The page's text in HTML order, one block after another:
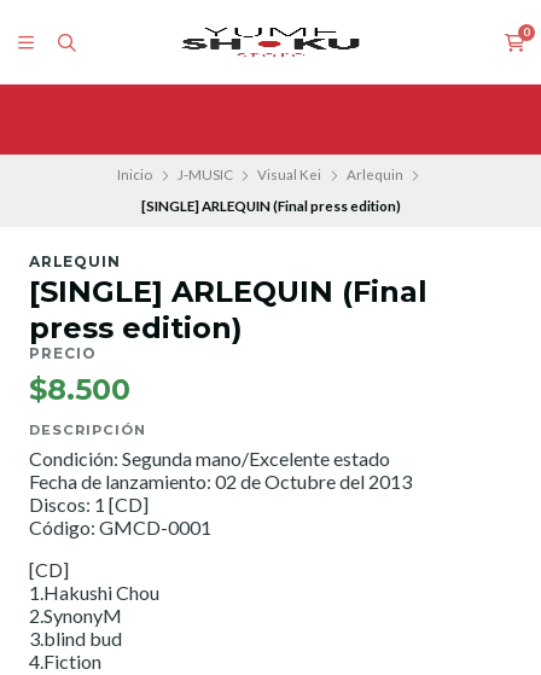
0
Inicio J-MUSIC Visual Kei
Arlequin
[SINGLE] ARLEQUIN (Final press edition)
ARLEQUIN
[SINGLE] ARLEQUIN (Final
press edition)
PRECIO
$8.500
DESCRIPCIÓN
Condición: Segunda mano/Excelente estado
Fecha de lanzamiento: 02 de Octubre del 2013
Discos: 1 [CD]
Código: GMCD-0001
[CD]
1.Hakushi Chou
2.SynonyM
3.blind bud
4.Fiction